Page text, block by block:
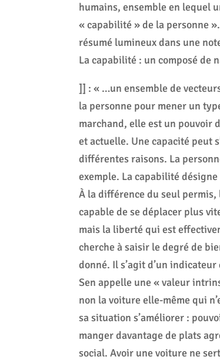
humains, ensemble en lequel
« capabilité » de la personne
résumé lumineux dans une
La capabilité : un composé de
]] : « …un ensemble de
la personne pour mener un
marchand, elle est un pouvoir
et actuelle. Une capacité peut
différentes raisons. La
exemple. La capabilité
À la différence du seul permis,
capable de se déplacer plus
mais la liberté qui est
cherche à saisir le degré de
donné. Il s’agit d’un
Sen appelle une « valeur
non la voiture elle-même qui
sa situation s’améliorer :
manger davantage de plats
social. Avoir une voiture ne